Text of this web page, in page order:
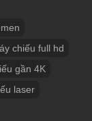
chiếu full hd
gần 4K
laser